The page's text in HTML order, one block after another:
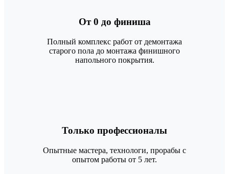
От 0 до финиша
Полный комплекс работ от демонтажа
старого пола до монтажа финишного
напольного покрытия.
Только профессионалы
Опытные мастера, технологи, прорабы с
опытом работы от 5 лет.